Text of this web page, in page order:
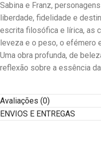
Sabina e Franz,
liberdade, fidelidade e
escrita filosófica e lírica, as
leveza e o peso, o efémero
Uma obra profunda, de
reflexão sobre a essência
Avaliações (0)
ENVIOS E ENTREGAS